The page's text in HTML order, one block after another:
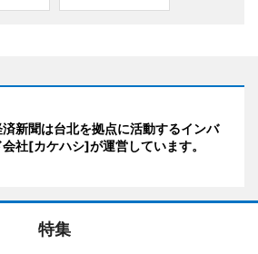
済新聞は台北を拠点に活動するインバ
社[カケハシ]が運営しています。
特集